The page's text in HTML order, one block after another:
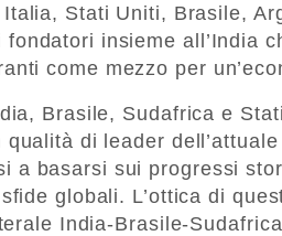
Stati Uniti, Brasile,
fondatori insieme all’India
come mezzo per
Brasile, Sudafrica e
qualità di leader
a basarsi sui progressi
globali. L’ottica di
India-Brasile-